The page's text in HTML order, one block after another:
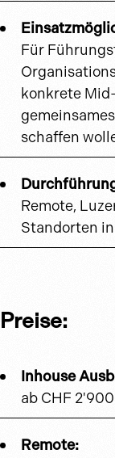
Für
konkrete
schaffen
Remote,
Standorten
Preise:
Inhouse
ab CHF
Remote: